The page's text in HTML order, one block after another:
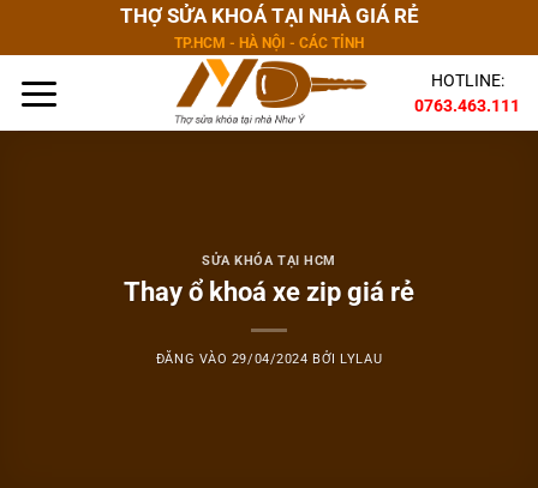
dung
THỢ SỬA KHOÁ TẠI NHÀ GIÁ RẺ
TP.HCM - HÀ NỘI - CÁC TỈNH
HOTLINE:
0763.463.111
SỬA KHÓA TẠI HCM
Thay ổ khoá xe zip giá rẻ
ĐĂNG VÀO 29/04/2024 BỞI LYLAU